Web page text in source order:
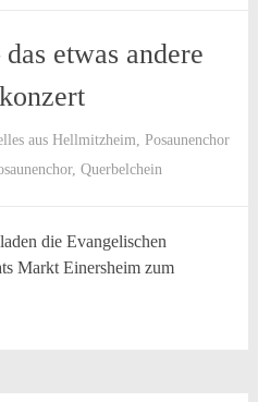
etwas andere
aus Hellmitzheim, Posaunenchor
,Querbelchein
die Evangelischen
Markt Einersheim zum